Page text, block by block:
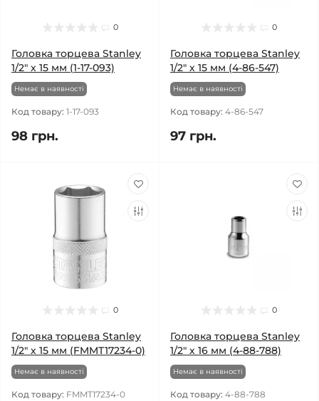
0
Головка торцева Stanley
1/2" х 15 мм (1-17-093)
Немає в наявності
Код товару: 1-17-093
98 грн.
0
Головка торцева Stanley
1/2" х 15 мм (4-86-547)
Немає в наявності
Код товару: 4-86-547
97 грн.
0
Головка торцева Stanley
1/2" х 15 мм (FMMT17234-0)
Немає в наявності
Код товару: FMMT17234-0
0
Головка торцева Stanley
1/2" х 16 мм (4-88-788)
Немає в наявності
Код товару: 4-88-788